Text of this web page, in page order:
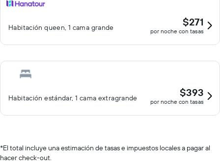
Habitación queen, 1 cama grande $271
por noche con tasas
Habitación estándar, 1 cama extragrande $393
por noche con tasas
*El total incluye una estimación de tasas e impuestos locales a pagar al
hacer check-out.